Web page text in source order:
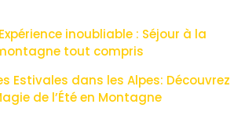
Expérience inoubliable : Séjour à la
tout compris
Estivales dans les Alpes: Découvrez
de l’Été en Montagne